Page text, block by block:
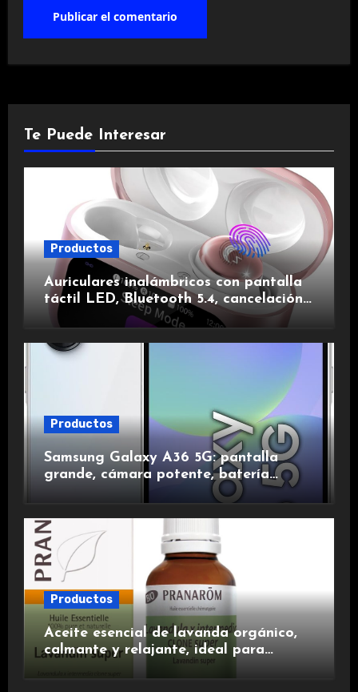
Te Puede Interesar
Productos
Auriculares inalámbricos con pantalla
táctil LED, Bluetooth 5.4, cancelación
de ruido, impermeables y de larga
duración.
Productos
Samsung Galaxy A36 5G: pantalla
grande, cámara potente, batería
duradera y carga rápida para una
experiencia premium.
Productos
Aceite esencial de lavanda orgánico,
calmante y relajante, ideal para